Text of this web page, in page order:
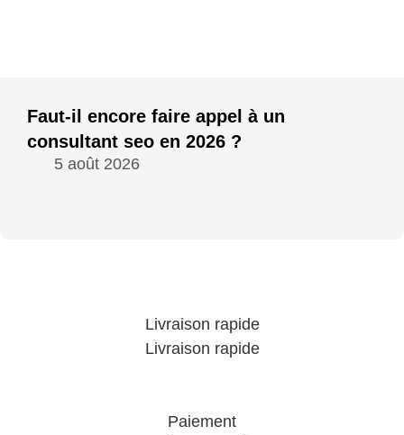
Faut-il encore faire appel à un
consultant seo en 2026 ?
5 août 2026
Livraison rapide
Livraison rapide
Paiement